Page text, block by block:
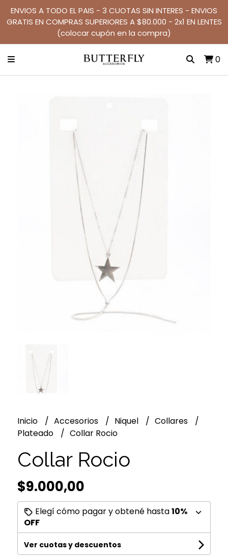
ENVIOS A TODO EL PAIS - 3 CUOTAS SIN INTERES - ENVIOS
GRATIS EN COMPRAS SUPERIORES A $80.000 - 2x1 EN LENTES
(colocar cupón en la compra)
0
Inicio Accesorios Niquel
Collares
Plateado
Collar Rocio
Collar Rocio
$9.000,00
Elegí cómo pagar y obtené hasta10%
OFF
Ver cuotas y descuentos